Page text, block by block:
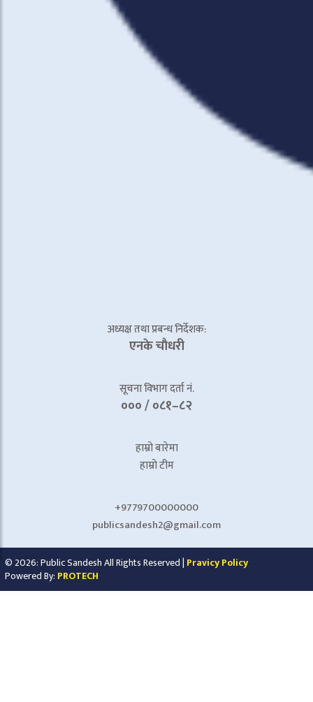
अध्यक्ष तथा प्रबन्ध निर्देशक:
एनके चाैधरी
सूचना विभाग दर्ता नं.
००० / ०८१–८२
हाम्रो बारेमा
हाम्रो टीम
+9779700000000
publicsandesh2@gmail.com
© 2026: Public Sandesh All Rights Reserved | Pravicy Policy
Powered By: PROTECH